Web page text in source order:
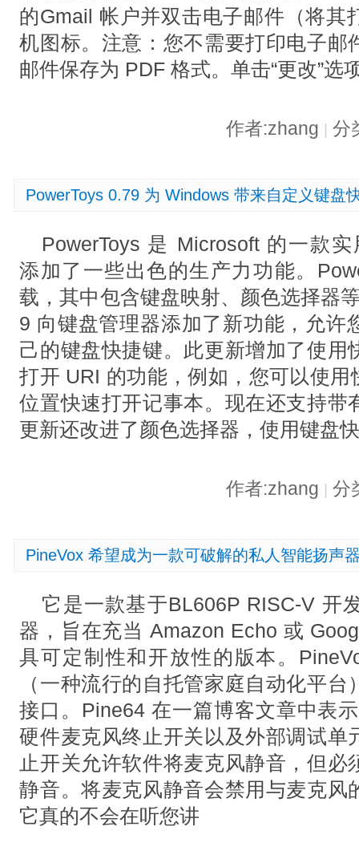
的Gmail 帐户并双击电子邮件（将其
机图标。注意：您不需要打印电子邮
邮件保存为 PDF 格式。单击“更改”选
作者:zhang 分
PowerToys 0.79 为 Windows 带来自定义键盘
PowerToys 是 Microsoft 的一款
添加了一些出色的生产力功能。
载，其中包含键盘映射、颜色选择器
9 向键盘管理器添加了新功能，允许
己的键盘快捷键。此更新增加了使用
打开 URI 的功能，例如，您可以使
位置快速打开记事本。现在还支持带
更新还改进了颜色选择器，使用键盘
作者:zhang | 分
PineVox 希望成为一款可破解的私人智能扬声
它是一款基于BL606P RISC-V 开
器，旨在充当 Amazon Echo 或
具可定制性和开放性的版本。
（一种流行的自托管家庭自动化平
接口。Pine64 在一篇博客文章中表
硬件麦克风终止开关以及外部调试单
止开关允许软件将麦克风静音，但必
静音。将麦克风静音会禁用与麦克风
它真的不会在听您讲